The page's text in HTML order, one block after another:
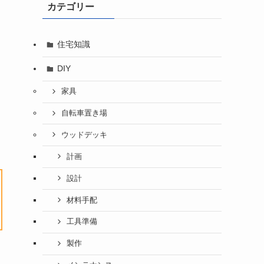
カテゴリー
住宅知識
DIY
家具
自転車置き場
ウッドデッキ
計画
設計
材料手配
工具準備
製作